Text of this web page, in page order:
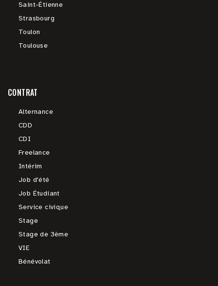
Saint-Étienne
Strasbourg
Toulon
Toulouse
CONTRAT
Alternance
CDD
CDI
Freelance
Intérim
Job d'été
Job Étudiant
Service civique
Stage
Stage de 3ème
VIE
Bénévolat